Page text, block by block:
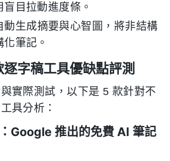
目拉動進度條。
動生成摘要與心智圖，將非結構
筆記。
字稿工具優缺點評測
實際測試，以下是 5 款針對不
具分析：
Google 推出的免費 AI 筆記